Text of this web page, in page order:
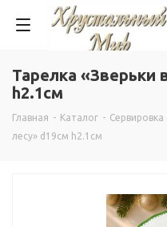
Тарелка «Зверьки
h2.1см
Главная - Каталог - Сервировка
лесу» d19см h2.1см